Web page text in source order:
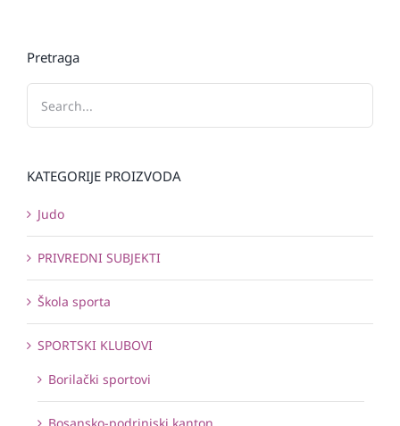
Pretraga
KATEGORIJE PROIZVODA
Judo
PRIVREDNI SUBJEKTI
Škola sporta
SPORTSKI KLUBOVI
Borilački sportovi